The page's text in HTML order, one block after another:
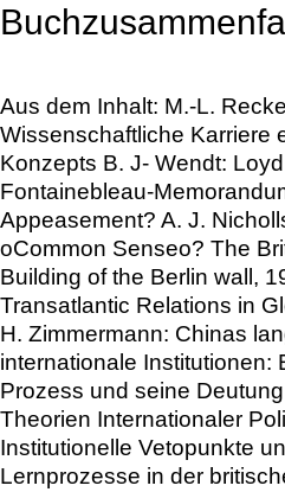
Aus dem Inhalt: M.-L.
Wissenschaftliche Karriere
Konzepts B. J- Wendt:
Fontainebleau-
Appeasement? A. J.
oCommon Senseo? The
Building of the Berlin wall,
Transatlantic Relations in
H. Zimmermann: Chinas
internationale Institutionen:
Prozess und seine
Theorien Internationaler
Institutionelle Vetopunkte
Lernprozesse in der